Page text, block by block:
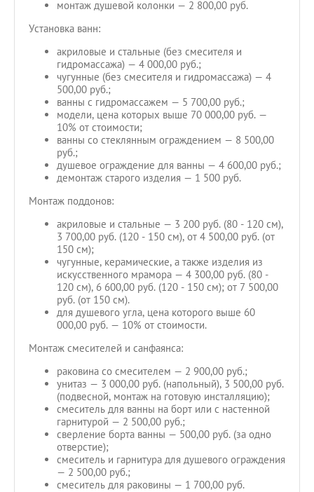
монтаж душевой колонки — 2 800,00 руб.
Установка ванн:
акриловые и стальные (без смесителя и
гидромассажа) — 4 000,00 руб.;
чугунные (без смесителя и гидромассажа) — 4
500,00 руб.;
ванны с гидромассажем — 5 700,00 руб.;
модели, цена которых выше 70 000,00 руб. —
10% от стоимости;
ванны со стеклянным ограждением — 8 500,00
руб.;
душевое ограждение для ванны — 4 600,00 руб.;
демонтаж старого изделия — 1 500 руб.
Монтаж поддонов:
акриловые и стальные — 3 200 руб. (80 - 120 см),
3 700,00 руб. (120 - 150 см), от 4 500,00 руб. (от
150 см);
чугунные, керамические, а также изделия из
искусственного мрамора — 4 300,00 руб. (80 -
120 см), 6 600,00 руб. (120 - 150 см); от 7 500,00
руб. (от 150 см).
для душевого угла, цена которого выше 60
000,00 руб. — 10% от стоимости.
Монтаж смесителей и санфаянса:
раковина со смесителем — 2 900,00 руб.;
унитаз — 3 000,00 руб. (напольный), 3 500,00 руб.
(подвесной, монтаж на готовую инсталляцию);
смеситель для ванны на борт или с настенной
гарнитурой — 2 500,00 руб.;
сверление борта ванны — 500,00 руб. (за одно
отверстие);
смеситель и гарнитура для душевого ограждения
— 2 500,00 руб.;
смеситель для раковины — 1 700,00 руб.